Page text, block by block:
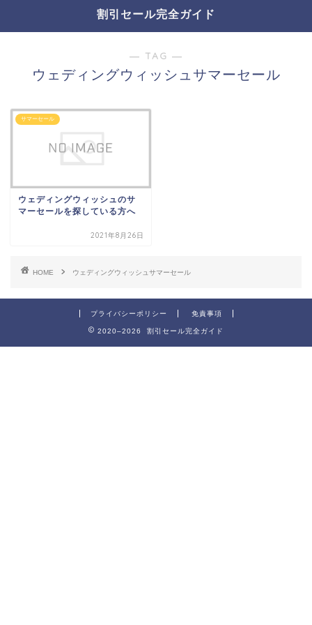
割引セール完全ガイド
― TAG ―
ウェディングウィッシュサマーセール
サマーセール
ウェディングウィッシュのサ
マーセールを探している方へ
2021年8月26日
HOME ウェディングウィッシュサマーセール
プライバシーポリシー 免責事項
2020–2026 割引セール完全ガイド